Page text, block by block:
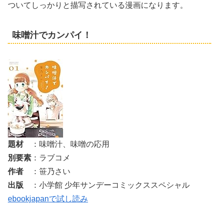
ついてしっかりと描写されている漫画になります。
味噌汁でカンパイ！
題材
：味噌汁、味噌の応用
別要素 ：ラブコメ
作者
：笹乃さい
出版
：小学館 少年サンデーコミックススペシャル
ebookjapanで試し読み